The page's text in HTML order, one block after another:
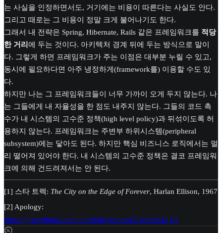
는 사실을 인정하면서도, 거기에는 비용이 따른다는 사실도 안다.
그리고 때로는 그 비용이 정말 크게 불어나기도 한다.
그래서 내 전략은 Spring, Hibernate, Rails 같은 프레임워크를 적당
한 거리 에 두는 것이다. 아키텍처 경계 뒤에 두는 방식으로 말이
다. 그렇게 하면 프레임워크가 주는 이점은 대부분 누릴 수 있고,
동시에 필요하다면 아주 냉정하게(framework를) 이용할 수도 있
다.
하지만 나는 그 프레임워크들이 너무 가까이 오게 두지 않는다. 나
는 그들에게 내 자율성을 한 점도 내주지 않는다. 그들의 코드 촉
수가 내 시스템의 고수준 정책(high level policy)과 뒤섞이도록 허
용하지 않는다. 프레임워크는 주변부 하위시스템(peripheral
subsystem)에는 닿아도 된다. 하지만 핵심 비즈니스 로직에서는 멀
리 떨어져 있어야 한다. 내 시스템의 고수준 정책은 결코 프레임워
크에 의해 건드려져서는 안 된다.
[1] 스타 트렉: The City on the Edge of Forever, Harlan Ellison, 1967
[2] Apology:
https://gist.github.com/unclebob/2abcce451bafeab421f2